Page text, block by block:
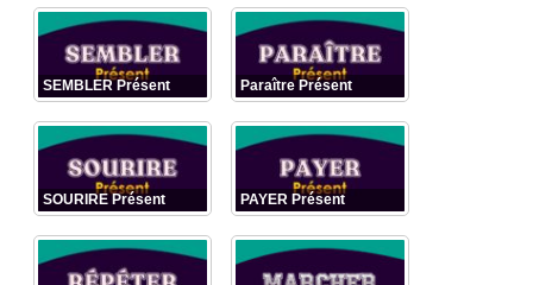
SEMBLER Présent Paraître Présent
SOURIRE Présent PAYER Présent